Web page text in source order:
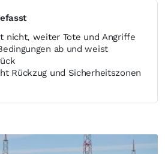
nicht, weiter Tote und Angriffe
ab und weist
Rückzug und Sicherheitszonen